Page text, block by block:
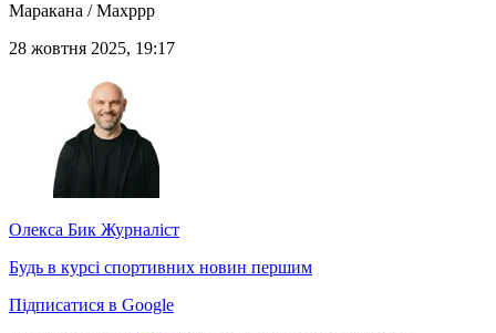
Маракана / Maxppp
28 жовтня 2025, 19:17
Олекса Бик Журналіст
Будь в курсі спортивних новин першим
Підписатися в Google